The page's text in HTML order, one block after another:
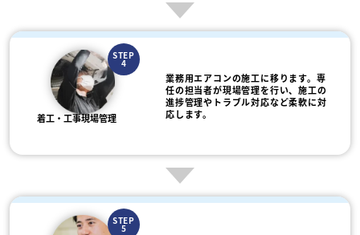
STEP
4
着工・工事現場管理
業務用エアコンの施工に移ります。専
任の担当者が現場管理を行い、施工の
進捗管理やトラブル対応など柔軟に対
応します。
STEP
5